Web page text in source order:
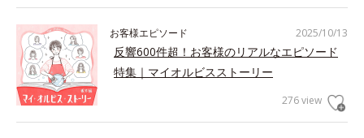
2025/10/13
お客様エピソード
反響600件超！お客様のリアルなエピソード
特集｜マイオルビスストーリー
276 view